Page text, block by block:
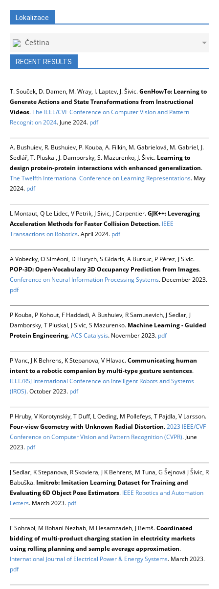
Lokalizace
Čeština
RECENT RESULTS
T. Souček, D. Damen, M. Wray, I. Laptev, J. Šivic.GenHowTo: Learning to
Generate Actions and State Transformations from Instructional
Videos.The IEEE/CVF Conference on Computer Vision and Pattern
Recognition 2024. June 2024. pdf
A. Bushuiev, R. Bushuiev, P. Kouba, A. Filkin, M. Gabrielová, M. Gabriel, J.
Sedlář, T. Pluskal, J. Damborsky, S. Mazurenko, J. Šivic. Learning to
design protein-protein interactions with enhanced generalization.
The Twelfth International Conference on Learning Representations. May
2024. pdf
L Montaut, Q Le Lidec, V Petrik, J Sivic, J Carpentier.GJK++: Leveraging
Acceleration Methods for Faster Collision Detection. IEEE
Transactions on Robotics. April 2024. pdf
A Vobecky, O Siméoni, D Hurych, S Gidaris, A Bursuc, P Pérez, J Sivic.
POP-3D: Open-Vocabulary 3D Occupancy Prediction from Images.
Conference on Neural Information Processing Systems. December 2023.
pdf
P Kouba, P Kohout, F Haddadi, A Bushuiev, R Samusevich, J Sedlar, J
Damborsky, T Pluskal, J Sivic, S Mazurenko. Machine Learning - Guided
Protein Engineering.ACS Catalysis. November 2023. pdf
P Vanc, J K Behrens, K Stepanova, V Hlavac.Communicating human
intent to a robotic companion by multi-type gesture sentences.
IEEE/RSJ International Conference on Intelligent Robots and Systems
(IROS). October 2023. pdf
P Hruby, V Korotynskiy, T Duff, L Oeding, M Pollefeys, T Pajdla, V Larsson.
Four-view Geometry with Unknown Radial Distortion.2023 IEEE/CVF
Conference on Computer Vision and Pattern Recognition (CVPR). June
2023. pdf
J Sedlar, K Stepanova, R Skoviera, J K Behrens, M Tuna, G Šejnová J Šivic, R
Babuška. Imitrob: Imitation Learning Dataset for Training and
Evaluating 6D Object Pose Estimators. IEEE Robotics and Automation
Letters. March 2023. pdf
F Sohrabi, M Rohani Nezhab, M Hesamzadeh, J Bemš.Coordinated
bidding of multi-product charging station in electricity markets
using rolling planning and sample average approximation.
International Journal of Electrical Power & Energy Systems. March 2023.
pdf